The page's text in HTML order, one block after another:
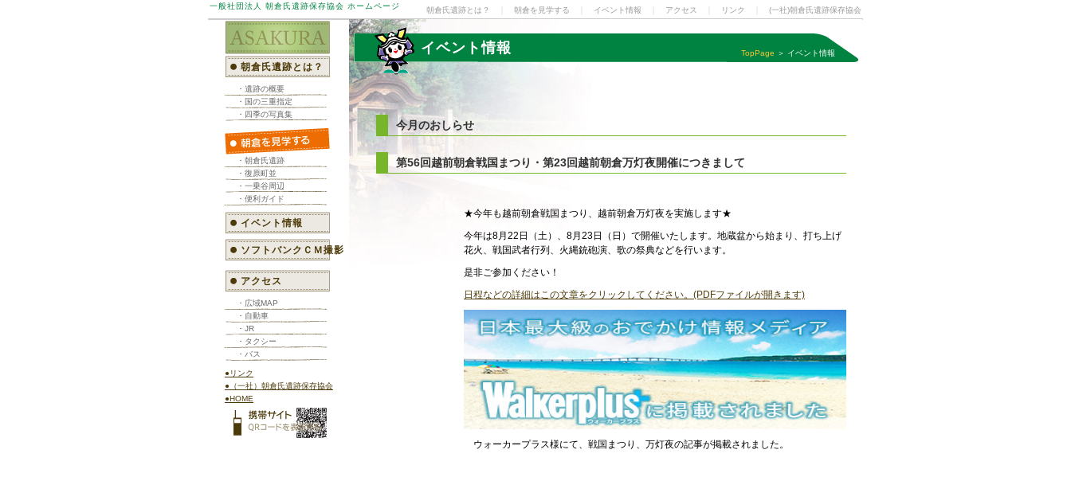
一般社団法人 朝倉氏遺跡保存協会 ホームページ 朝倉氏遺跡とは？ 朝倉を見学する イベント情報 アクセス リンク (一社)朝倉氏遺跡保存協会
朝倉氏遺跡とは？
・遺跡の概要
・国の三重指定
・四季の写真集
・朝倉氏遺跡
・復原町並
・一乗谷周辺
・便利ガイド
イベント情報
ソフトバンクＣＭ撮影
アクセス
・広域MAP
・自動車
・JR
・タクシー
・バス
●リンク
●（一社）朝倉氏遺跡保存協会
●HOME
イベント情報 TopPage ＞ イベント情報
今月のおしらせ
第56回越前朝倉戦国まつり・第23回越前朝倉万灯夜開催につきまして
★今年も越前朝倉戦国まつり、越前朝倉万灯夜を実施します★
今年は8月22日（土）、8月23日（日）で開催いたします。地蔵盆から始まり、打ち上げ
花火、戦国武者行列、火縄銃砲演、歌の祭典などを行います。
是非ご参加ください！
日程などの詳細はこの文章をクリックしてください。(PDFファイルが開きます)
ウォーカープラス様にて、戦国まつり、万灯夜の記事が掲載されました。